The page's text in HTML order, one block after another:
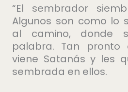
“El sembrador
Algunos son como lo
al camino, donde
palabra. Tan pronto
viene Satanás y les
sembrada en ellos.